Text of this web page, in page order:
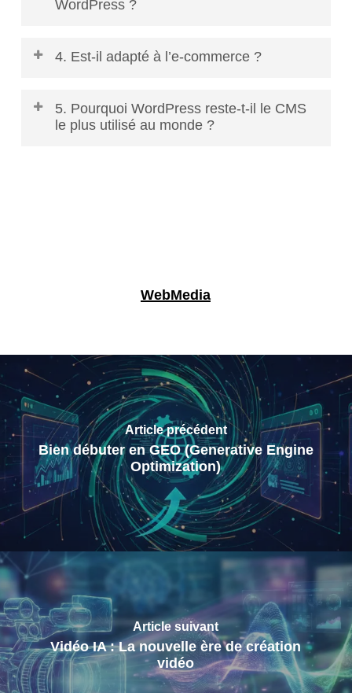
WordPress ?
plus personnalisables, permettant d’ajouter des
modules complexes et des intégrations API.
4. Est-il adapté à l’e-commerce ?
développement solide, permet de gérer un e-
commerce de petite ou grande échelle, avec
5. Pourquoi WordPress reste-t-il le CMS
le plus utilisé au monde ?
WebMedia
Article précédent
Bien débuter en GEO (Generative Engine
Optimization)
Article suivant
Vidéo IA : La nouvelle ère de création
vidéo